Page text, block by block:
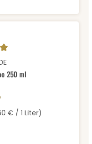
5 von 5 Sternen
250 ml
€ / 1 Liter)